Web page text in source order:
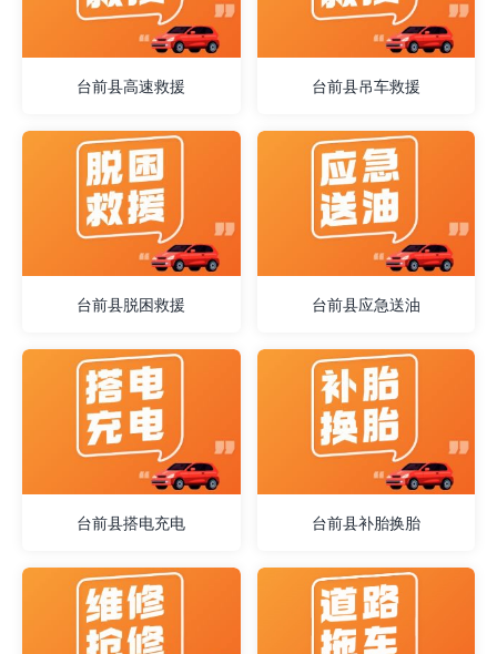
台前县高速救援 台前县吊车救援
台前县脱困救援 台前县应急送油
台前县搭电充电 台前县补胎换胎